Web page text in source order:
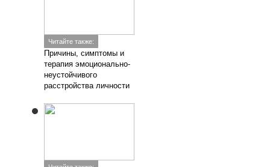
Читайте также:
Причины, симптомы и
терапия эмоционально-
неустойчивого
расстройства личности